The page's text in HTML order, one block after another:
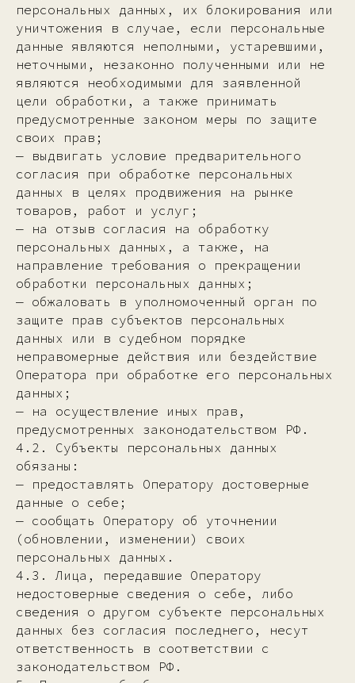
персональных данных, их блокирования или
уничтожения в случае, если персональные
данные являются неполными, устаревшими,
неточными, незаконно полученными или не
являются необходимыми для заявленной
цели обработки, а также принимать
предусмотренные законом меры по защите
своих прав;
— выдвигать условие предварительного
согласия при обработке персональных
данных в целях продвижения на рынке
товаров, работ и услуг;
— на отзыв согласия на обработку
персональных данных, а также, на
направление требования о прекращении
обработки персональных данных;
— обжаловать в уполномоченный орган по
защите прав субъектов персональных
данных или в судебном порядке
неправомерные действия или бездействие
Оператора при обработке его персональных
данных;
— на осуществление иных прав,
предусмотренных законодательством РФ.
4.2. Субъекты персональных данных
обязаны:
— предоставлять Оператору достоверные
данные о себе;
— сообщать Оператору об уточнении
(обновлении, изменении) своих
персональных данных.
4.3. Лица, передавшие Оператору
недостоверные сведения о себе, либо
сведения о другом субъекте персональных
данных без согласия последнего, несут
ответственность в соответствии с
законодательством РФ.